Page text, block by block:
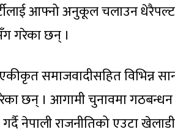
आफ्नो अनुकूल चलाउन
गरेका छन् ।
समाजवादीसहित विभिन्न
छन् । आगामी चुनावमा गठबन्धन
नेपाली राजनीतिको एउटा खेलाडी